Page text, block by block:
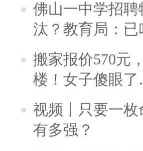
佛山一中学招
汰？教育局：
搬家报价570元
楼！女子傻眼
视频丨只要一
有多强？